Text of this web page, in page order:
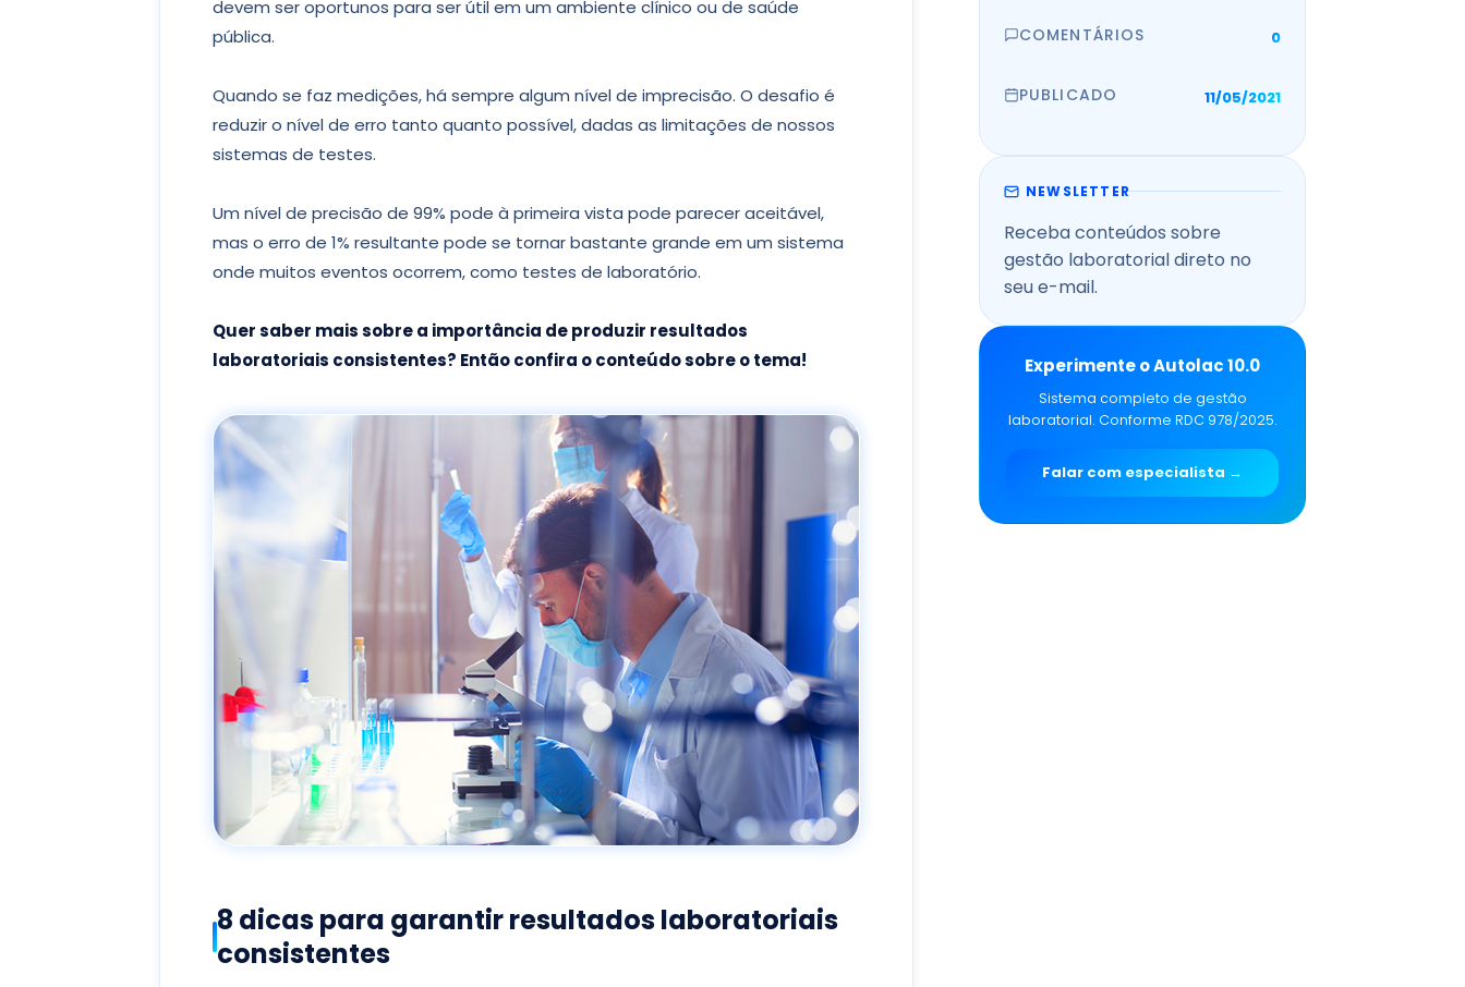
devem ser oportunos para ser útil em um ambiente clínico ou de saúde
pública.
Quando se faz medições, há sempre algum nível de imprecisão. O desafio é
reduzir o nível de erro tanto quanto possível, dadas as limitações de nossos
sistemas de testes.
Um nível de precisão de 99% pode à primeira vista pode parecer aceitável,
mas o erro de 1% resultante pode se tornar bastante grande em um sistema
onde muitos eventos ocorrem, como testes de laboratório.
Quer saber mais sobre a importância de produzir resultados
laboratoriais consistentes? Então confira o conteúdo sobre o tema!
8 dicas para garantir resultados laboratoriais
consistentes
COMENTÁRIOS 0
PUBLICADO 11/05/2021
NEWSLETTER
Receba conteúdos sobre
gestão laboratorial direto no
seu e-mail.
Experimente o Autolac 10.0
Sistema completo de gestão
laboratorial. Conforme RDC 978/2025.
Falar com especialista →